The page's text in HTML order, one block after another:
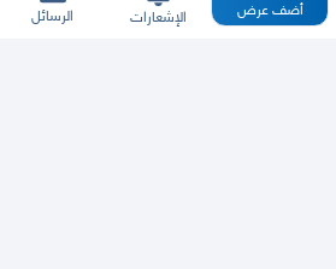
أضف عرض الإشعارات الرسائل